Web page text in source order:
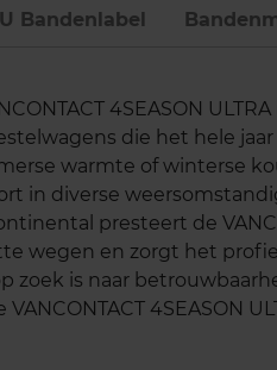
Bandenlabel
4SEASON
die het hele
warmte of winterse
in diverse
presteert de
wegen en zorgt het
zoek is naar
VANCONTACT 4SEASON